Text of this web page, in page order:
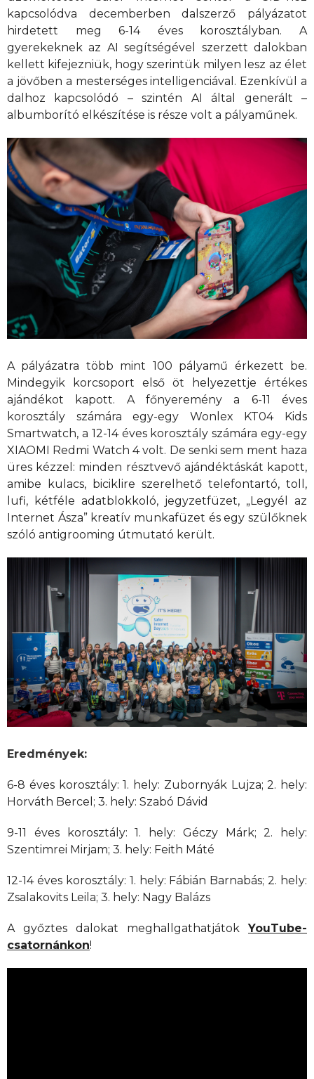
kapcsolódva decemberben dalszerző pályázatot
hirdetett meg 6-14 éves korosztályban. A
gyerekeknek az AI segítségével szerzett dalokban
kellett kifejezniük, hogy szerintük milyen lesz az élet
a jövőben a mesterséges intelligenciával. Ezenkívül a
dalhoz kapcsolódó – szintén AI által generált –
albumborító elkészítése is része volt a pályaműnek.
A pályázatra több mint 100 pályamű érkezett be.
Mindegyik korcsoport első öt helyezettje értékes
ajándékot kapott. A főnyeremény a 6-11 éves
korosztály számára egy-egy Wonlex KT04 Kids
Smartwatch, a 12-14 éves korosztály számára egy-egy
XIAOMI Redmi Watch 4 volt. De senki sem ment haza
üres kézzel: minden résztvevő ajándéktáskát kapott,
amibe kulacs, biciklire szerelhető telefontartó, toll,
lufi, kétféle adatblokkoló, jegyzetfüzet, „Legyél az
Internet Ásza” kreatív munkafüzet és egy szülőknek
szóló antigrooming útmutató került.
Eredmények:
6-8 éves korosztály: 1. hely: Zubornyák Lujza; 2. hely:
Horváth Bercel; 3. hely: Szabó Dávid
9-11 éves korosztály: 1. hely: Géczy Márk; 2. hely:
Szentimrei Mirjam; 3. hely: Feith Máté
12-14 éves korosztály: 1. hely: Fábián Barnabás; 2. hely:
Zsalakovits Leila; 3. hely: Nagy Balázs
A győztes dalokat meghallgathatjátok YouTube-
csatornánkon!